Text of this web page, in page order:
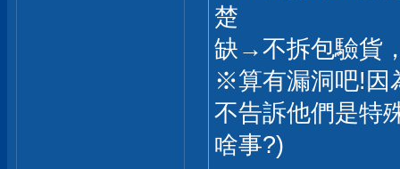
楚
缺→不拆包驗貨
※算有漏洞吧!因
不告訴他們是特
啥事?)